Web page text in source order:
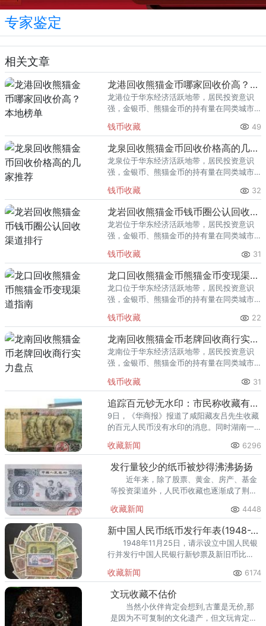
专家鉴定
相关文章
龙港回收熊猫金币哪家回收价高？本地榜单
龙港位于华东经济活跃地带，居民投资意识
强，金银币、熊猫金币的持有量在同类城市
熊猫金币的需求就明显升温，但鱼龙混杂的
回收渠道里，能精准识别版别溢
钱币收藏 49
龙泉回收熊猫金币回收价格高的几家推荐
龙泉位于华东经济活跃地带，居民投资意识
强，金银币、熊猫金币的持有量在同类城市
熊猫金币的需求就明显升温，但鱼龙混杂的
回收渠道里，能精准识别版别溢
钱币收藏 32
龙岩回收熊猫金币钱币圈公认回收渠道排行
龙岩位于华东经济活跃地带，居民投资意识
强，金银币、熊猫金币的持有量在同类城市
熊猫金币的需求就明显升温，但鱼龙混杂的
回收渠道里，能精准识别版别溢
钱币收藏 31
龙口回收熊猫金币熊猫金币变现渠道指南
龙口位于华东经济活跃地带，居民投资意识
强，金银币、熊猫金币的持有量在同类城市
熊猫金币的需求就明显升温，但鱼龙混杂的
回收渠道里，能精准识别版别溢
钱币收藏 22
龙南回收熊猫金币老牌回收商行实力盘点
龙南位于华东经济活跃地带，居民投资意识
强，金银币、熊猫金币的持有量在同类城市
熊猫金币的需求就明显升温，但鱼龙混杂的
回收渠道里，能精准识别版别溢
钱币收藏 31
追踪百元钞无水印：市民称收藏有类似错币
9日，《华商报》报道了咸阳藏友吕先生收藏
的百元人民币没有水印的消息。同时湖南一
收藏新闻 6296
发行量较少的纸币被炒得沸沸扬扬
近年来，除了股票、黄金、房产、基金
等投资渠道外，人民币收藏也逐渐成了荆州
量较少的纸币被炒得沸沸扬扬，受到众多收
藏爱好者追捧。
收藏新闻 4448
新中国人民币纸币发行年表(1948-2008)
1948年11月25日，请示设立中国人民银
行并发行中国人民银行新钞票及新旧币比
票的指示信，总经理，南汉宸签署;
收藏新闻 6174
文玩收藏不估价
当然小伙伴肯定会想到,古董是无价,那
是因为不可复制的文化遗产，但文玩肯定有